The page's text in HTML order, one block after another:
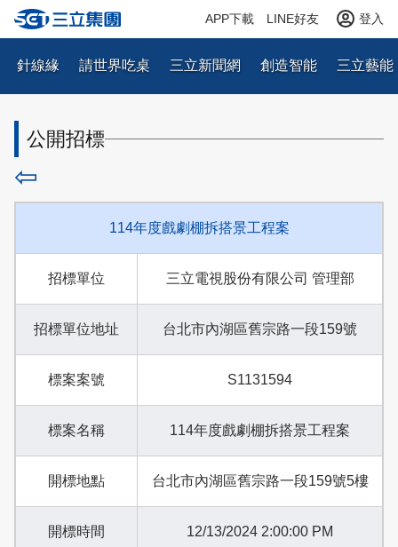
APP下載 LINE好友 登入
針線緣 請世界吃桌 三立新聞網 創造智能 三立藝能
公開招標
⇦
114年度戲劇棚拆搭景工程案
招標單位 三立電視股份有限公司 管理部
招標單位地址 台北市內湖區舊宗路一段159號
標案案號 S1131594
標案名稱 114年度戲劇棚拆搭景工程案
開標地點 台北市內湖區舊宗路一段159號5樓
開標時間 12/13/2024 2:00:00 PM